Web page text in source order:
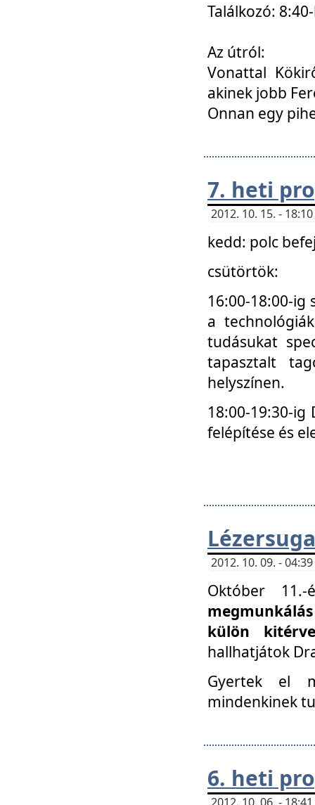
Találkozó:
Az útról:
Vonattal
akinek jobb
Onnan egy
7. heti
2012. 10. 15. -
kedd: polc
csütörtök:
16:00-18:00-
a
tudásukat
tapasztalt
helyszínen.
18:00-19:30-
felépítése és
2012. 10. 09. -
Október
külön
hallhatjátok
Gyertek el
mindenkinek
6. heti